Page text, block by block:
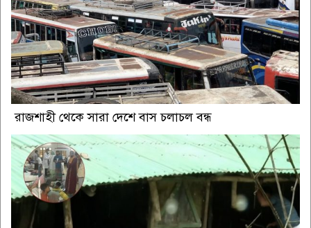
রাজশাহী থেকে সারা দেশে বাস চলাচল বন্ধ